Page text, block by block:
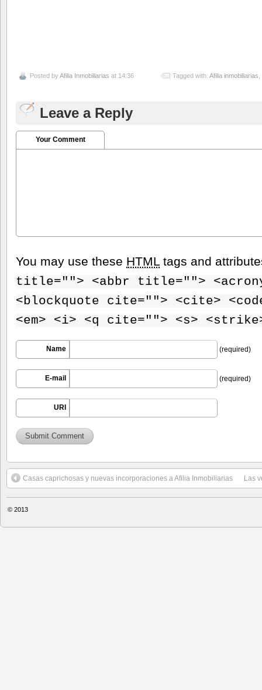
Posted byAfilia Inmobiliarias at 14:36 Tagged with: Afilia inmobiliarias
Leave a Reply
Your Comment
You may use these HTML tags and
title=""> <abbr title="">
<blockquote cite=""> <cite>
<em> <i> <q cite=""> <s>
Name (required)
E-mail (required)
URI
Casas caprichosas y nuevas incorporaciones a Afilia Inmobiliarias Las
© 2013